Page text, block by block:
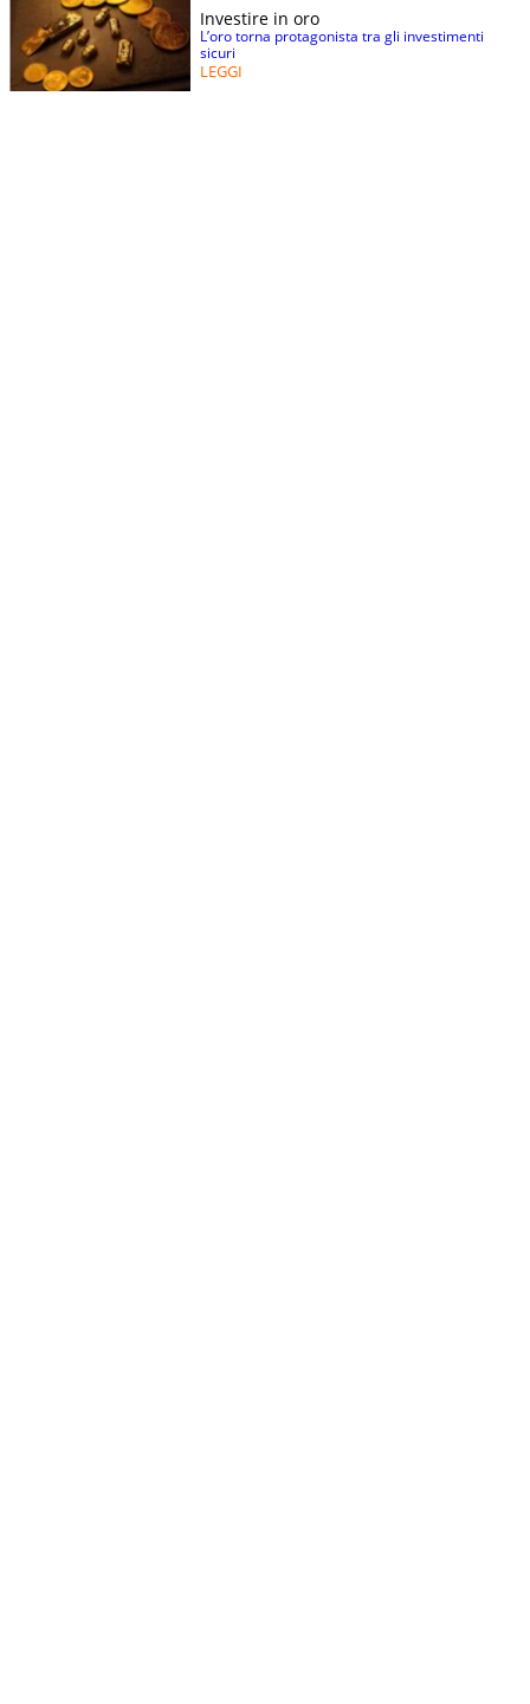
Investire in oro
L’oro torna protagonista tra gli investimenti
sicuri
LEGGI